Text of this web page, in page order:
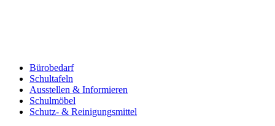
Bürobedarf
Schultafeln
Ausstellen & Informieren
Schulmöbel
Schutz- & Reinigungsmittel